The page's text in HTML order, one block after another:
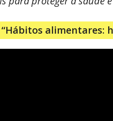
alimentares: